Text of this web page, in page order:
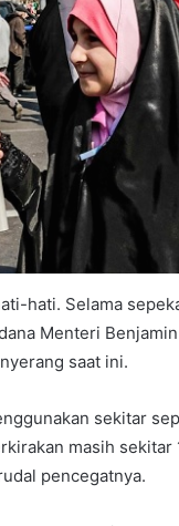
hati. Selama
Menteri
saat ini.
sekitar
masih
pencegatnya.